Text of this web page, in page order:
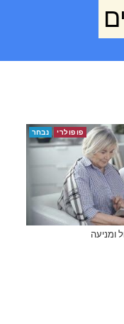
פופולרי נבחר
ומניעה